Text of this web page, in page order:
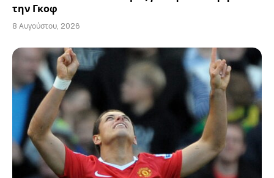
την Γκοφ
8 Αυγούστου, 2026